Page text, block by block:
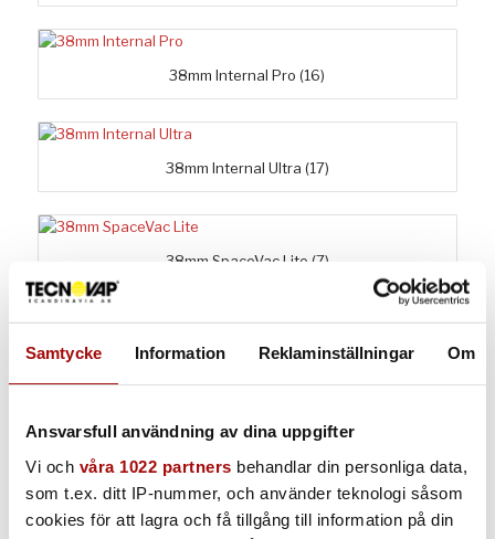
Samtycke Information Reklaminställningar Om
Ansvarsfull användning av dina uppgifter
Vi och våra 1022 partners behandlar din personliga data,
som t.ex. ditt IP-nummer, och använder teknologi såsom
cookies för att lagra och få tillgång till information på din
38mm Internal Pro(16)
38mm Internal Ultra (17)
38mm SpaceVac Lite (7)
38mm SpaceVac Pioneer(14)
50mm ATEX Pro (15)